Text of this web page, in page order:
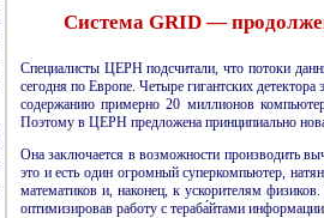
Система GRID —
Специалисты ЦЕРН подсчитали, что потоки
сегодня по Европе. Четыре гигантских
содержанию примерно 20 миллионов
Поэтому в ЦЕРН предложена принципиально
Она заключается в возмож­ности производить
это и есть один огромный супер­компьютер,
математиков и, наконец, к ускорителям
оптимизировав работу с тераба́йтами